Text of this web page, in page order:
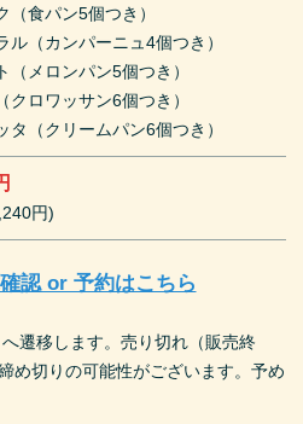
（食パン5個つき）
ル（カンパーニュ4個つき）
（メロンパン5個つき）
クロワッサン6個つき）
タ（クリームパン6個つき）
円)
認 or 予約はこちら
遷移します。売り切れ（販売終
め切りの可能性がございます。予め